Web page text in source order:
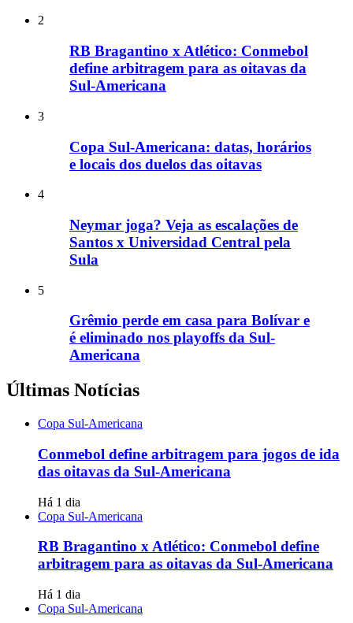
2
RB Bragantino x Atlético: Conmebol
define arbitragem para as oitavas da
Sul-Americana
3
Copa Sul-Americana: datas, horários
e locais dos duelos das oitavas
4
Neymar joga? Veja as escalações de
Santos x Universidad Central pela
Sula
5
Grêmio perde em casa para Bolívar e
é eliminado nos playoffs da Sul-
Americana
Últimas Notícias
Copa Sul-Americana
Conmebol define arbitragem para jogos de ida
das oitavas da Sul-Americana
Há 1 dia
Copa Sul-Americana
RB Bragantino x Atlético: Conmebol define
arbitragem para as oitavas da Sul-Americana
Há 1 dia
Copa Sul-Americana